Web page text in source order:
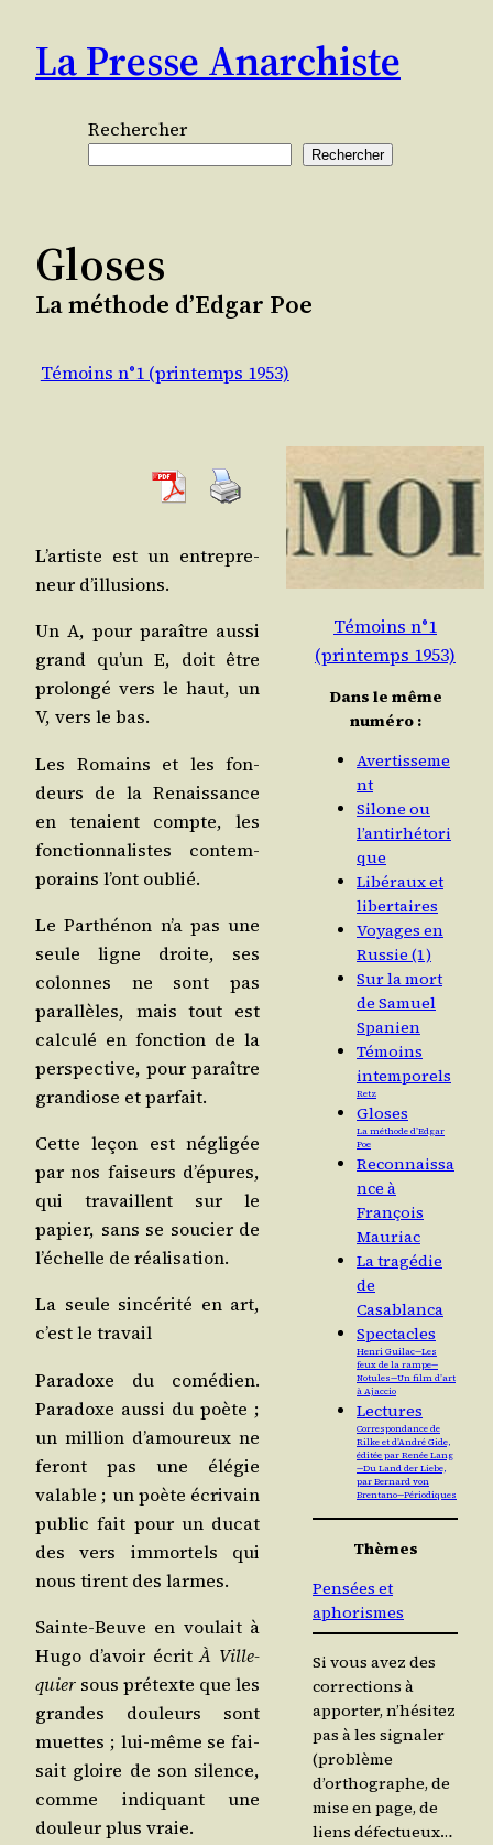
contenu
La Presse Anarchiste
Rechercher
Rechercher
Gloses
La méthode d’Edgar Poe
Témoins n°1 (printemps 1953)
L’artiste est un entre­pre­
neur d’illusions.
Un A, pour paraître aus­si
grand qu’un E, doit être
pro­lon­gé vers le haut, un
V, vers le bas.
Les Romains et les fon­
deurs de la Renais­sance
en tenaient compte, les
fonc­tion­na­listes contem­
po­rains l’ont oublié.
Le Par­thé­non n’a pas une
seule ligne droite, ses
colonnes ne sont pas
paral­lèles, mais tout est
cal­cu­lé en fonc­tion de la
pers­pec­tive, pour paraître
gran­diose et parfait.
Cette leçon est négli­gée
par nos fai­seurs d’épures,
qui tra­vaillent sur le
papier, sans se sou­cier de
l’échelle de réalisation.
La seule sin­cé­ri­té en art,
c’est le travail
Para­doxe du comé­dien.
Para­doxe aus­si du poète ;
un mil­lion d’amoureux ne
feront pas une élé­gie
valable ; un poète écri­vain
public fait pour un ducat
des vers immor­tels qui
nous tirent des larmes.
Sainte-Beuve en vou­lait à
Hugo d’avoir écritÀ Vil­le­
quier sous pré­texte que les
grandes dou­leurs sont
muettes ; lui-même se fai­
sait gloire de son silence,
comme indi­quant une
dou­leur plus vraie.
Témoins n°1
(printemps 1953)
Dans le même
numéro :
Avertisseme
nt
Silone ou
l’antirhétori
que
Libéraux et
libertaires
Voyages en
Russie (1)
Sur la mort
de Samuel
Spanien
Témoins
intemporels
Retz
Gloses
La méthode d’Edgar
Poe
Reconnaissa
nce à
François
Mauriac
La tragédie
de
Casablanca
Spectacles
Henri Guilac — Les
feux de la rampe —
Notules — Un film d’art
à Ajaccio
Lectures
Correspondance de
Rilke et d’André Gide,
éditée par Renée Lang
— Du Land der Liebe,
par Bernard von
Brentano — Périodiques
Thèmes
Pensées et
aphorismes
Si vous avez des
corrections à
apporter, n’hésitez
pas à les signaler
(problème
d’orthographe, de
mise en page, de
liens défectueux…